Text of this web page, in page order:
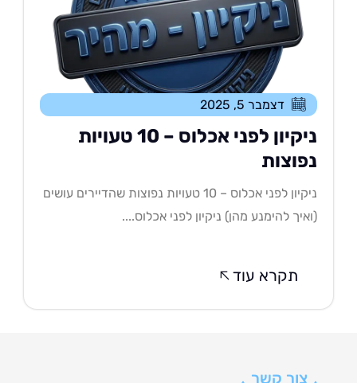
דצמבר 5, 2025
ניקיון לפני אכלוס – 10 טעויות
ניקיון לפני אכלוס – 10 טעויות נפוצות שהדיירים עושים
להימנע מהן) ניקיון לפני אכלוס....
תקרא עוד
צור קשר